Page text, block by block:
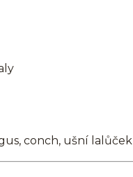
conch, ušní lalůček